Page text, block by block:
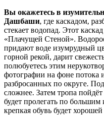
Вы окажетесь в
Дашбаши, где каскадом,
стекает водопад. Этот
«Плачущей Стеной».
придают воде изумрудный
горной рекой, дарит
полюбуетесь этим
фотографии на фоне потока
разбросанных по округе.
сложнее. Затем тропа
будет пролегать по
крепкая обувь будет